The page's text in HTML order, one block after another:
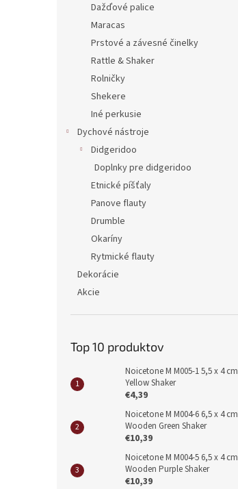
Dažďové palice
Maracas
Prstové a závesné činelky
Rattle & Shaker
Rolničky
Shekere
Iné perkusie
Dychové nástroje
Didgeridoo
Doplnky pre didgeridoo
Etnické píšťaly
Panove flauty
Drumble
Okaríny
Rytmické flauty
Dekorácie
Akcie
Top 10 produktov
Noicetone M M005-1 5,5 x 4 cm
Yellow Shaker
€4,39
Noicetone M M004-6 6,5 x 4 cm
Wooden Green Shaker
€10,39
Noicetone M M004-5 6,5 x 4 cm
Wooden Purple Shaker
€10,39